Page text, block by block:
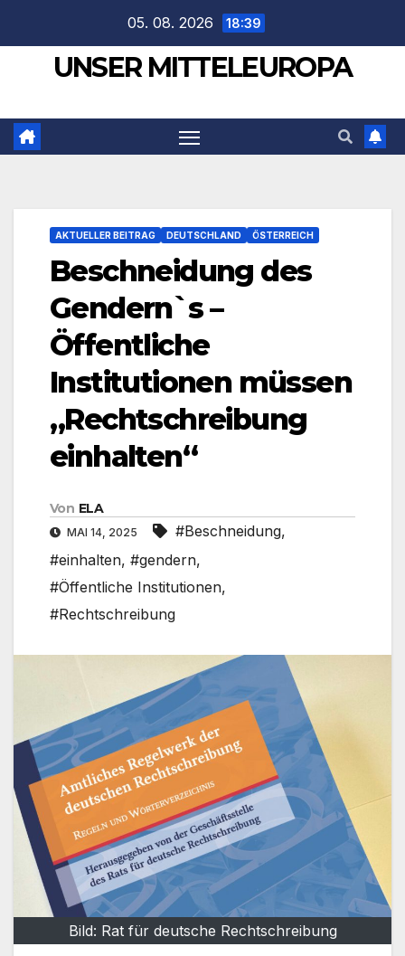
springen
05. 08. 2026 18:39
UNSER MITTELEUROPA
AKTUELLER BEITRAG DEUTSCHLAND ÖSTERREICH
Beschneidung des
Gendern`s –
Öffentliche
Institutionen müssen
„Rechtschreibung
einhalten“
Von ELA
MAI 14, 2025 #Beschneidung,
#einhalten, #gendern,
#Öffentliche Institutionen,
#Rechtschreibung
Bild: Rat für deutsche Rechtschreibung